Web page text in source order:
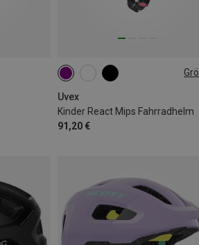
Uvex
Kinder React Mips Fahrradhelm
91,20 €
52-56CM